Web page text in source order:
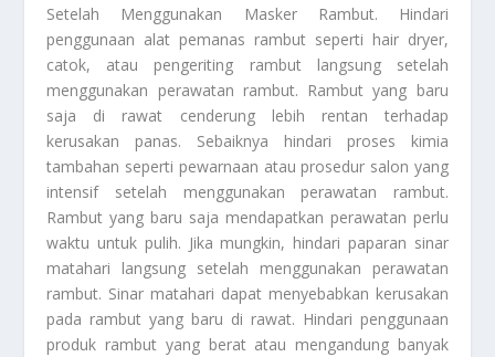
Setelah Menggunakan Masker Rambut. Hindari
penggunaan alat pemanas rambut seperti hair dryer,
catok, atau pengeriting rambut langsung setelah
menggunakan perawatan rambut. Rambut yang baru
saja di rawat cenderung lebih rentan terhadap
kerusakan panas. Sebaiknya hindari proses kimia
tambahan seperti pewarnaan atau prosedur salon yang
intensif setelah menggunakan perawatan rambut.
Rambut yang baru saja mendapatkan perawatan perlu
waktu untuk pulih. Jika mungkin, hindari paparan sinar
matahari langsung setelah menggunakan perawatan
rambut. Sinar matahari dapat menyebabkan kerusakan
pada rambut yang baru di rawat. Hindari penggunaan
produk rambut yang berat atau mengandung banyak